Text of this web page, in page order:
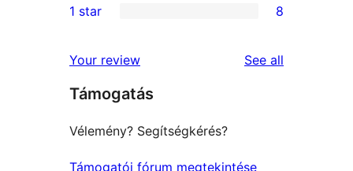
reviews
star
2-
reviews
star
reviews
1 star 8
Your review See all
Támogatás
Vélemény? Segítségkérés?
Támogatói fórum megtekintése